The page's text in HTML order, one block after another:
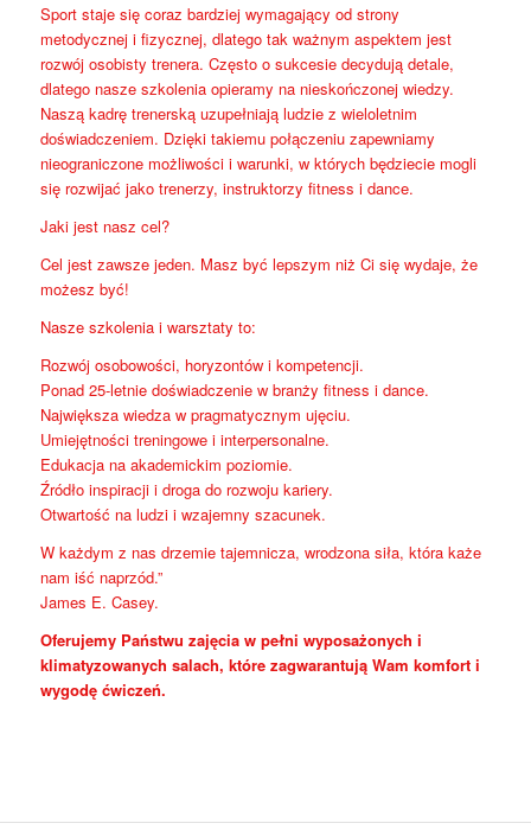
Sport staje się coraz bardziej wymagający od strony
metodycznej i fizycznej, dlatego tak ważnym aspektem jest
rozwój osobisty trenera. Często o sukcesie decydują detale,
dlatego nasze szkolenia opieramy na nieskończonej wiedzy.
Naszą kadrę trenerską uzupełniają ludzie z wieloletnim
doświadczeniem. Dzięki takiemu połączeniu zapewniamy
nieograniczone możliwości i warunki, w których będziecie mogli
się rozwijać jako trenerzy, instruktorzy fitness i dance.
Jaki jest nasz cel?
Cel jest zawsze jeden. Masz być lepszym niż Ci się wydaje, że
możesz być!
Nasze szkolenia i warsztaty to:
Rozwój osobowości, horyzontów i kompetencji.
Ponad 25-letnie doświadczenie w branży fitness i dance.
Największa wiedza w pragmatycznym ujęciu.
Umiejętności treningowe i interpersonalne.
Edukacja na akademickim poziomie.
Źródło inspiracji i droga do rozwoju kariery.
Otwartość na ludzi i wzajemny szacunek.
W każdym z nas drzemie tajemnicza, wrodzona siła, która każe
nam iść naprzód.”
James E. Casey.
Oferujemy Państwu zajęcia w pełni wyposażonych i
klimatyzowanych salach, które zagwarantują Wam komfort i
wygodę ćwiczeń.